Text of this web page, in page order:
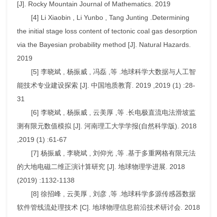
[J]. Rocky Mountain Journal of Mathematics. 2019
[4] Li Xiaobin , Li Yunbo , Tang Junting .Determining
the initial stage loss content of tectonic coal gas desorption
via the Bayesian probability method [J]. Natural Hazards.
2019
[5] 李晓斌 , 杨振威 , 冯磊 ,等 .地球科学大数据与人工智
能技术专业建设探索 [J]. 中国地质教育. 2019 ,2019 (1) :28-
31
[6] 李晓斌 , 杨振威 , 云美厚 ,等 .长电极直流电法滑坡监
测有限元数值模拟 [J]. 河南理工大学学报(自然科学版). 2018
,2019 (1) :61-67
[7] 杨振威 , 李晓斌 , 刘仰光 ,等 .基于多重网格有限元法
的大地电磁二维正演计算研究 [J]. 地球物理学进展. 2018
(2019) :1132-1138
[8] 徐招峰 , 云美厚 , 刘彦 ,等 .地球科学多源传感器数据
软件管线流处理技术 [C]. 地球物理信息前沿技术研讨会. 2018